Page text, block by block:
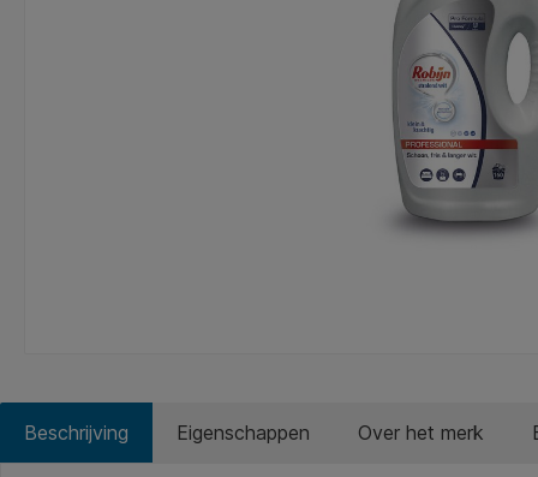
Beschrijving Eigenschappen Over het merk